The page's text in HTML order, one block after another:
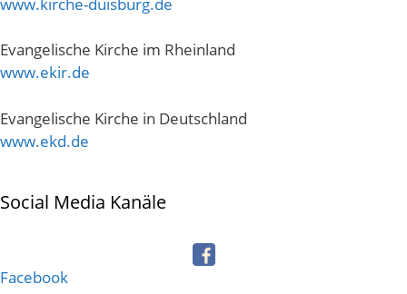
Evangelische Kirche im Rheinland
www.ekir.de
Evangelische Kirche in Deutschland
www.ekd.de
Social Media Kanäle
Facebook